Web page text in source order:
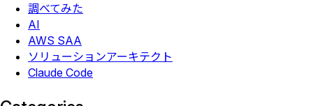
調べてみた
AI
AWS SAA
ソリューションアーキテクト
Claude Code